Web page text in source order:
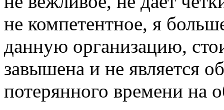
не компетентное, я
данную организацию,
завышена и не является
потерянного времени на